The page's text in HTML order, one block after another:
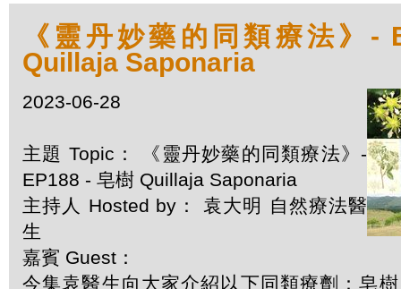
《靈丹妙藥的同類療法》-
Quillaja Saponaria
2023-06-28
主題 Topic： 《靈丹妙藥的同類療法》-
EP188 - 皂樹 Quillaja Saponaria
主持人 Hosted by： 袁大明 自然療法醫
生
嘉賓 Guest：
今集袁醫生向大家介紹以下同類療劑：皂